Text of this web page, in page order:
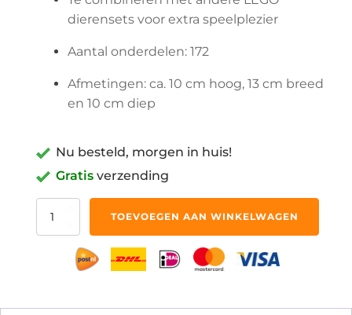
dierensets voor extra speelplezier
Aantal onderdelen: 172
Afmetingen: ca. 10 cm hoog, 13 cm breed
en 10 cm diep
Nu besteld, morgen in huis!
Gratis verzending
LEGO
TOEVOEGEN AAN WINKELWAGEN